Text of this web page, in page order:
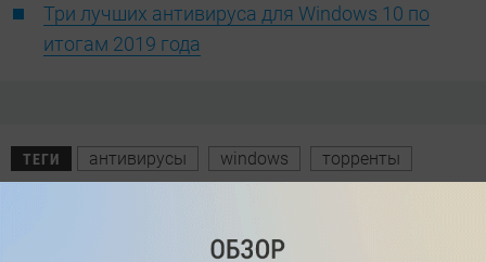
Три лучших антивируса для Windows 10 по
итогам 2019 года
ТЕГИ антивирусы windows торренты